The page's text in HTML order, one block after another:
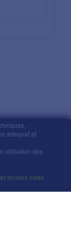
adéquat et
utilisation des
fermez cette
2026